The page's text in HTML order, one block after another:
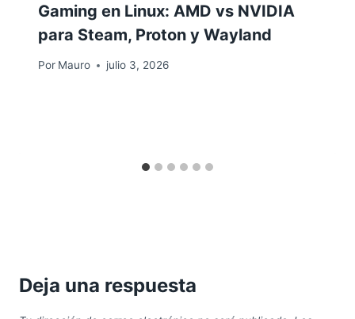
Gaming en Linux: AMD vs NVIDIA
para Steam, Proton y Wayland
Por Mauro julio 3, 2026
Deja una respuesta